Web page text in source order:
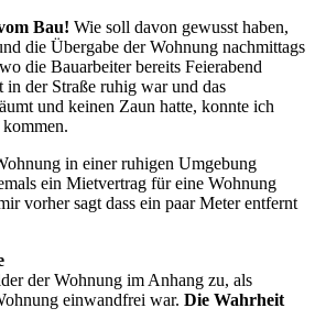
Bau! Wie soll davon gewusst haben,
die Übergabe der Wohnung nachmittags
die Bauarbeiter bereits Feierabend
in der Straße ruhig war und das
und keinen Zaun hatte, konnte ich
in einer ruhigen Umgebung
ein Mietvertrag für eine Wohnung
vorher sagt dass ein paar Meter entfernt
der Wohnung im Anhang zu, als
einwandfrei war. Die Wahrheit